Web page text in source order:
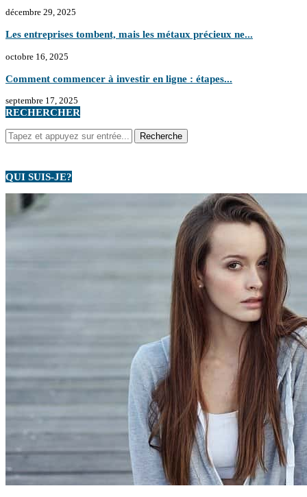
décembre 29, 2025
Les entreprises tombent, mais les métaux précieux ne...
octobre 16, 2025
Comment commencer à investir en ligne : étapes...
septembre 17, 2025
RECHERCHER
QUI SUIS-JE?